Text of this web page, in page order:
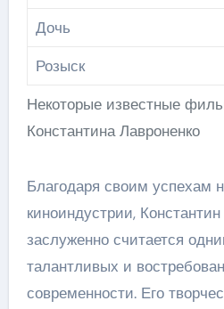
Некоторые известные
Константина Лавроненко
Дочь
Розыск
Благодаря своим успехам
киноиндустрии,
заслуженно считается
талантливых и
современности. Его